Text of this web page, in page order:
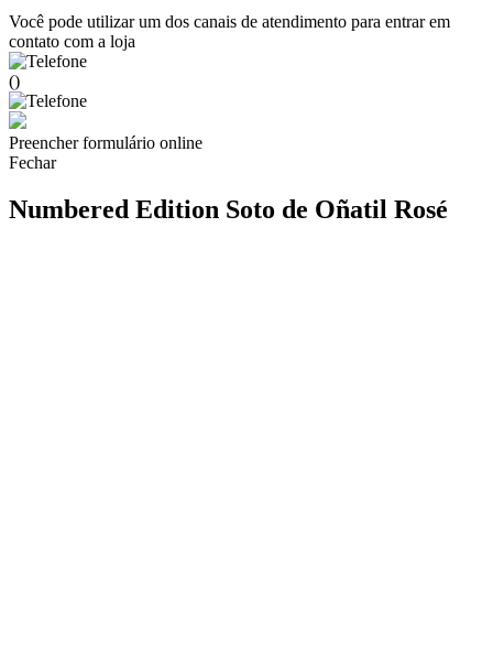
Você pode utilizar um dos canais de atendimento para entrar em
contato com a loja
()
Preencher formulário online
Fechar
Numbered Edition Soto de Oñatil Rosé